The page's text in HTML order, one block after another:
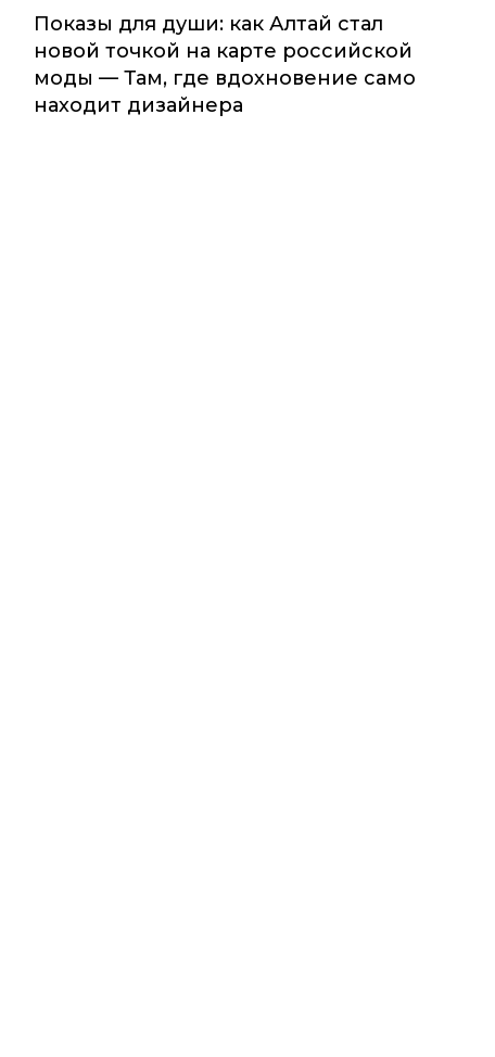
Показы для души: как Алтай стал
новой точкой на карте российской
моды — Там, где вдохновение само
находит дизайнера